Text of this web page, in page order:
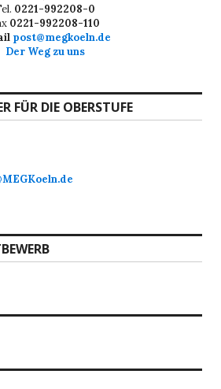
0221-992208-0
0221-992208-110
post@megkoeln.de
Der Weg zu uns
FÜR DIE OBERSTUFE